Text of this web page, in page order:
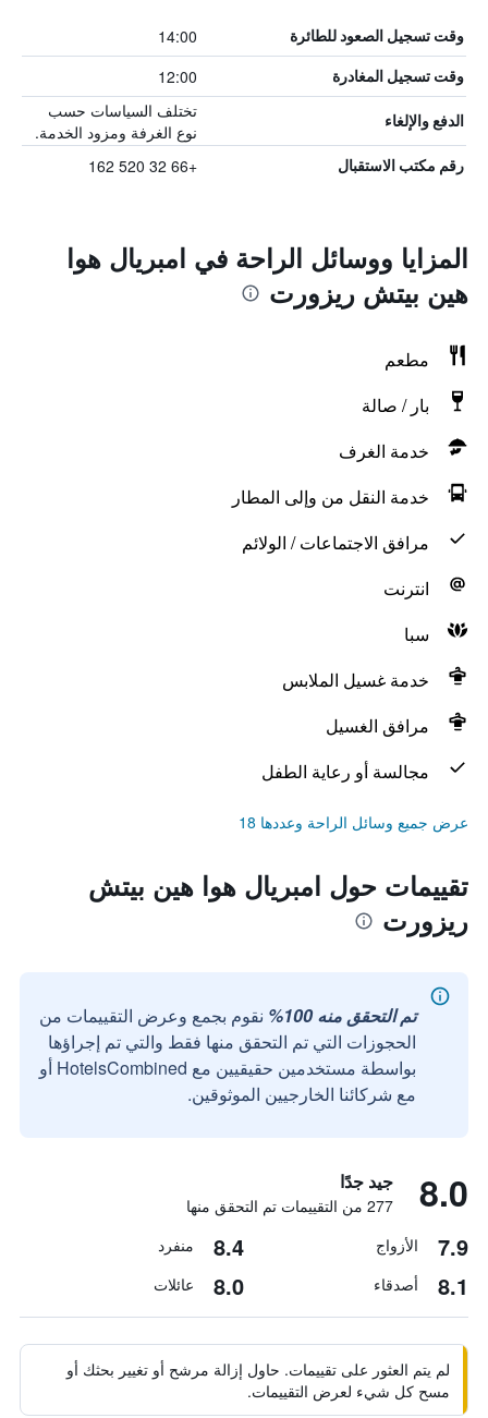
وقت تسجيل الصعود للطائرة 14:00
وقت تسجيل المغادرة 12:00
الدفع والإلغاء
تختلف السياسات حسب
نوع الغرفة ومزود الخدمة.
رقم مكتب الاستقبال +66 32 520 162
المزايا ووسائل الراحة في امبريال هوا
هين بيتش ريزورت
مطعم
بار / صالة
خدمة الغرف
خدمة النقل من وإلى المطار
مرافق الاجتماعات / الولائم
انترنت
سبا
خدمة غسيل الملابس
مرافق الغسيل
مجالسة أو رعاية الطفل
عرض جميع وسائل الراحة وعددها 18
تقييمات حول امبريال هوا هين بيتش
ريزورت
تم التحقق منه 100%
نقوم بجمع وعرض التقييمات من
الحجوزات التي تم التحقق منها فقط والتي تم إجراؤها
بواسطة مستخدمين حقيقيين مع HotelsCombined أو
مع شركائنا الخارجيين الموثوقين.
8.0 جيد جدًا
277 من التقييمات تم التحقق منها
7.9 الأزواج 8.4 منفرد
8.1 أصدقاء 8.0 عائلات
لم يتم العثور على تقييمات. حاول إزالة مرشح أو تغيير بحثك أو
مسح كل شيء لعرض التقييمات.